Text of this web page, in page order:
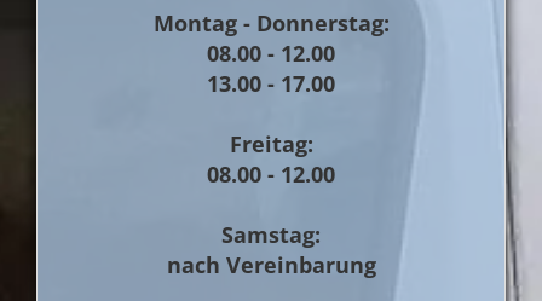
Montag - Donnerstag:
08.00 - 12.00
13.00 - 17.00
Freitag:
08.00 - 12.00
Samstag:
nach Vereinbarung